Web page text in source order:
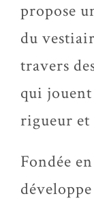
propose
du
travers
qui
rigueur
Fondée